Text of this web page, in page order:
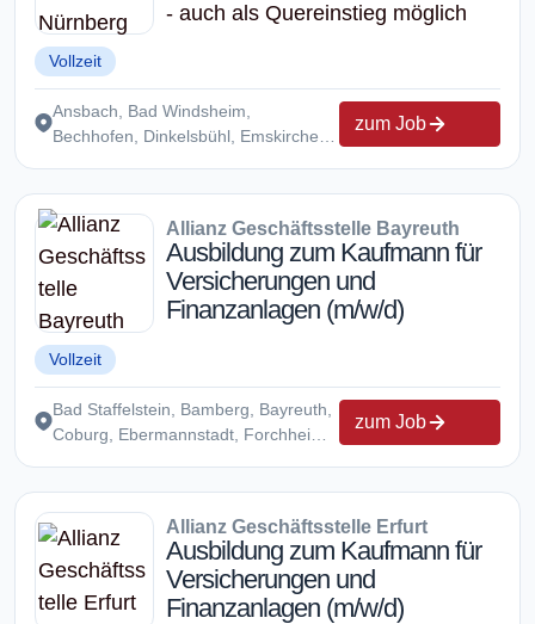
- auch als Quereinstieg möglich
Vollzeit
Ansbach, Bad Windsheim,
Bechhofen, Dinkelsbühl, Emskirchen,
Hiltpoltstein, Kalchreuth,
Neuendettelsau, Nürnberg,
Oberasbach, Pleinfeld,
Pommersfelden, Roth, Rothenburg,
Röttenbach, Scheinfeld,
Treuchtlingen, Uffenheim
zum Job
Allianz Geschäftsstelle Bayreuth
Ausbildung zum Kaufmann für
Versicherungen und
Finanzanlagen (m/w/d)
Vollzeit
Bad Staffelstein, Bamberg, Bayreuth,
Coburg, Ebermannstadt, Forchheim,
zum Job
Allianz Geschäftsstelle Erfurt
Ausbildung zum Kaufmann für
Versicherungen und
Finanzanlagen (m/w/d)